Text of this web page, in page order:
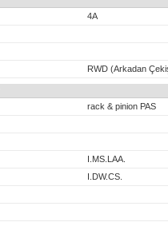
4A
RWD (Arkadan
rack & pinion PAS
I.MS.LAA.
I.DW.CS.